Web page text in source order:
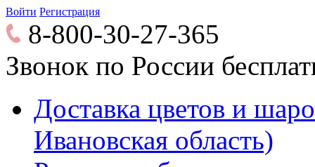
Войти Регистрация
8-800-30-27-365
Звонок по России
Доставка цветов и
Ивановская область)